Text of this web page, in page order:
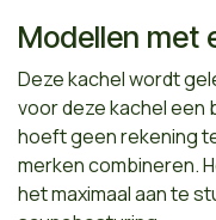
Modellen met
Deze kachel wordt
voor deze kachel een
hoeft geen rekening
merken combineren.
het maximaal aan te